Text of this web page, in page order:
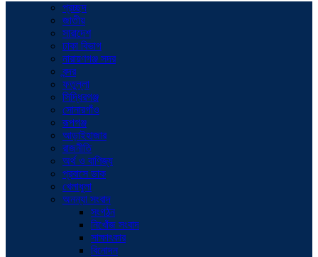
প্রচ্ছদ
জাতীয়
সারাদেশ
ঢাকা বিভাগ
নারায়ণগঞ্জ সদর
বন্দর
ফতুল্লা
সিদ্ধিরগঞ্জ
সোনারগাঁও
রূপগঞ্জ
আড়াইহাজার
রাজনীতি
অর্থ ও বাণিজ্য
প্রবাসে ডাক
খেলাধুলা
অনন্যা সংবাদ
সংগঠন
নিখোঁজ সংবাদ
সাক্ষাৎকার
বিনোদন